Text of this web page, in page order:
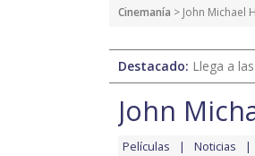
Cinemanía > John Michael
Destacado: Llega a
John
Películas Noticias